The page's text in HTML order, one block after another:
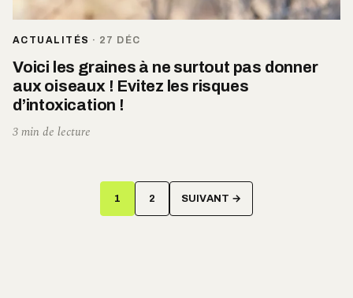
ACTUALITÉS · 27 DÉC
Voici les graines à ne surtout pas donner
aux oiseaux ! Evitez les risques
d’intoxication !
3 min de lecture
Pagination
des
1 2 SUIVANT →